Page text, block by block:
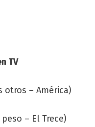
TV
otros – América)
– El Trece)